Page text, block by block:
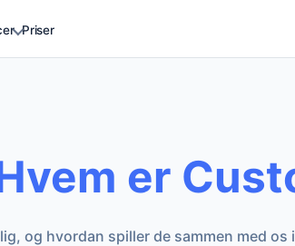
Priser
er
og hvordan spiller de sammen med